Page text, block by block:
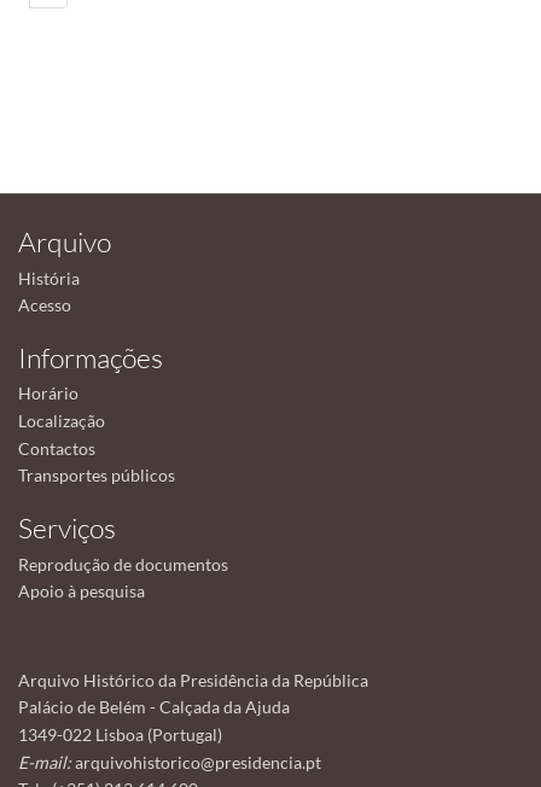
Arquivo
História
Acesso
Informações
Horário
Localização
Contactos
Transportes públicos
Serviços
Reprodução de documentos
Apoio à pesquisa
Arquivo Histórico da Presidência da República
Palácio de Belém - Calçada da Ajuda
1349-022 Lisboa (Portugal)
E-mail:arquivohistorico@presidencia.pt